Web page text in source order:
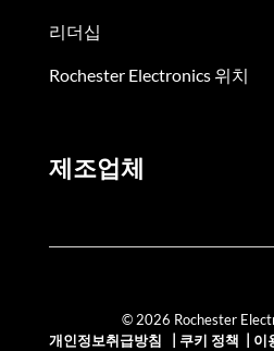
리더십
Rochester Electronics 위치
제조업체
© 2026 Rochester
개인정보취급방침
쿠키 정책 이